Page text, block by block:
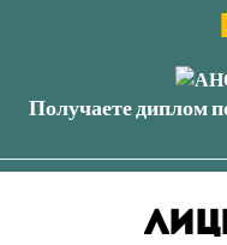
Получаете диплом